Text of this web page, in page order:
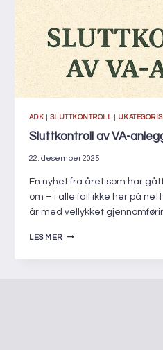
ADK SLUTTKONTROLL
Sluttkontroll av VA-
22. desember 2025
En nyhet fra året som har
om – i alle fall ikke her på
år med vellykket
LES MERSLUTTKONTROLL
VA-